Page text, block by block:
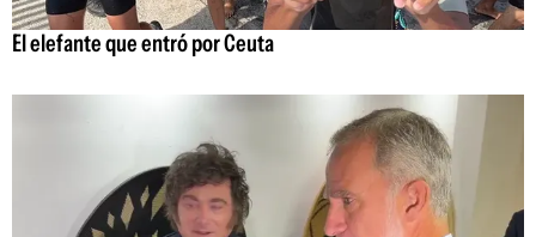
El elefante que entró por Ceuta